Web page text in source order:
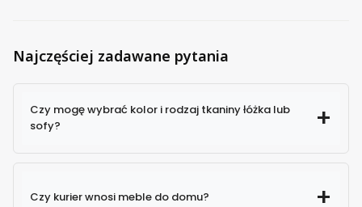
Najczęściej zadawane pytania
Czy mogę wybrać kolor i rodzaj tkaniny łóżka lub
sofy?
Czy kurier wnosi meble do domu?